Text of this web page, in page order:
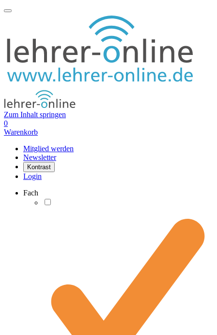
Zum Inhalt springen
0
Warenkorb
Mitglied werden
Newsletter
Kontrast
Login
Fach